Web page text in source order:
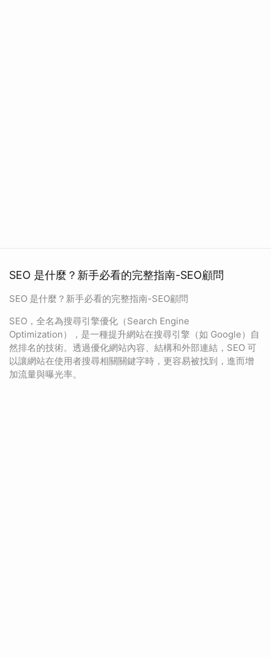
SEO 是什麼？新手必看的完整指南-SEO顧問
SEO 是什麼？新手必看的完整指南-SEO顧問
SEO，全名為搜尋引擎優化（Search Engine
Optimization），是一種提升網站在搜尋引擎（如 Google）自
然排名的技術。透過優化網站內容、結構和外部連結，SEO 可
以讓網站在使用者搜尋相關關鍵字時，更容易被找到，進而增
加流量與曝光率。